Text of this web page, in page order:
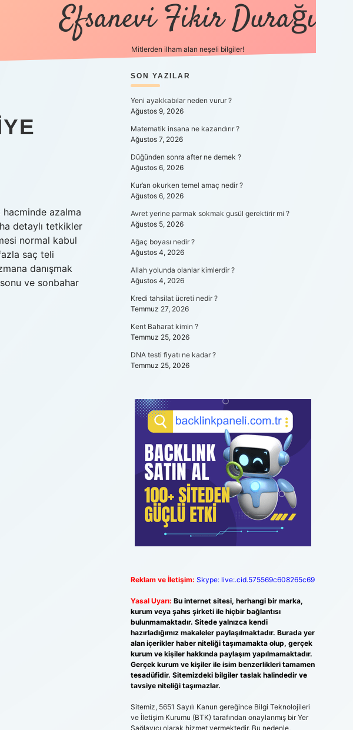
Efsanevi Fikir Durağı
Mitlerden ilham alan neşeli bilgiler!
azalma
detaylı tetkikler
normal kabul
saç teli
danışmak
ve sonbahar
SIDEBAR
SON YAZILAR
Yeni ayakkabılar neden vurur ?
Ağustos 9, 2026
Matematik insana ne kazandırır ?
Ağustos 7, 2026
Düğünden sonra after ne demek ?
Ağustos 6, 2026
Kur’an okurken temel amaç nedir ?
Ağustos 6, 2026
Avret yerine parmak sokmak gusül gerektirir mi ?
Ağustos 5, 2026
Ağaç boyası nedir ?
Ağustos 4, 2026
Allah yolunda olanlar kimlerdir ?
Ağustos 4, 2026
Kredi tahsilat ücreti nedir ?
Temmuz 27, 2026
Kent Baharat kimin ?
Temmuz 25, 2026
DNA testi fiyatı ne kadar ?
Temmuz 25, 2026
Reklam ve İletişim: Skype: live:.cid.575569c608265c69
Yasal Uyarı: Bu internet sitesi, herhangi bir marka,
kurum veya şahıs şirketi ile hiçbir bağlantısı
bulunmamaktadır. Sitede yalnızca kendi
hazırladığımız makaleler paylaşılmaktadır. Burada yer
alan içerikler haber niteliği taşımamakta olup, gerçek
kurum ve kişiler hakkında paylaşım yapılmamaktadır.
Gerçek kurum ve kişiler ile isim benzerlikleri tamamen
tesadüfidir. Sitemizdeki bilgiler taslak halindedir ve
tavsiye niteliği taşımazlar.
Sitemiz, 5651 Sayılı Kanun gereğince Bilgi Teknolojileri
ve İletişim Kurumu (BTK) tarafından onaylanmış bir Yer
Sağlayıcı olarak hizmet vermektedir. Bu nedenle,